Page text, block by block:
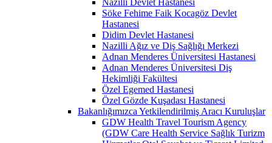
Söke Fehime Faik Kocagöz Devlet
Hastanesi
Didim Devlet Hastanesi
Nazilli Ağız ve Diş Sağlığı Merkezi
Adnan Menderes Üniversitesi Hastanesi
Adnan Menderes Üniversitesi Diş
Hekimliği Fakültesi
Özel Egemed Hastanesi
Özel Gözde Kuşadası Hastanesi
Bakanlığımızca Yetkilendirilmiş Aracı Kuruluşlar
GDW Health Travel Tourism Agency
(GDW Care Health Service Sağlık Turizm